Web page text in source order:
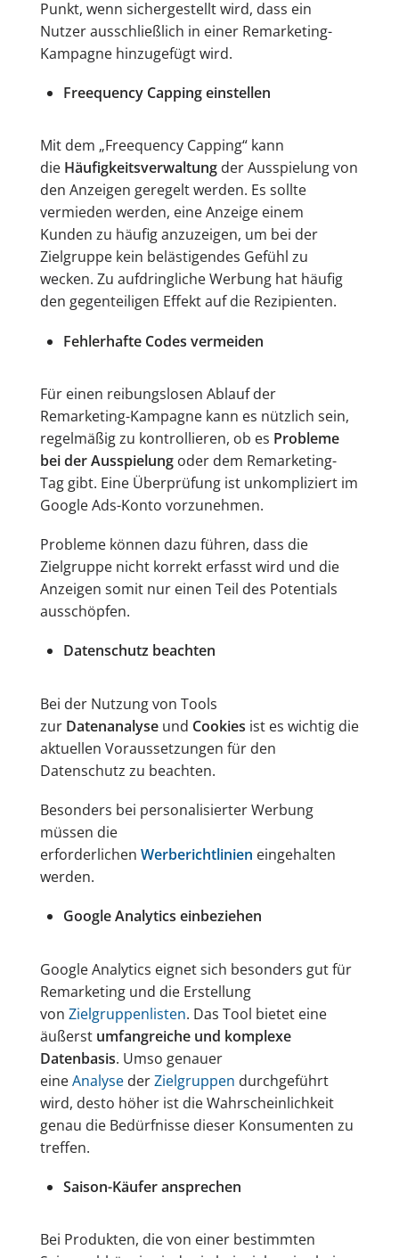
Punkt, wenn sichergestellt wird, dass ein
Nutzer ausschließlich in einer Remarketing-
Kampagne hinzugefügt wird.
Freequency Capping einstellen
Mit dem „Freequency Capping“ kann
die Häufigkeitsverwaltungder Ausspielung von
den Anzeigen geregelt werden. Es sollte
vermieden werden, eine Anzeige einem
Kunden zu häufig anzuzeigen, um bei der
Zielgruppe kein belästigendes Gefühl zu
wecken. Zu aufdringliche Werbung hat häufig
den gegenteiligen Effekt auf die Rezipienten.
Fehlerhafte Codes vermeiden
Für einen reibungslosen Ablauf der
Remarketing-Kampagne kann es nützlich sein,
regelmäßig zu kontrollieren, ob es Probleme
bei der Ausspielungoder dem Remarketing-
Tag gibt. Eine Überprüfung ist unkompliziert im
Google Ads-Konto vorzunehmen.
Probleme können dazu führen, dass die
Zielgruppe nicht korrekt erfasst wird und die
Anzeigen somit nur einen Teil des Potentials
ausschöpfen.
Datenschutz beachten
Bei der Nutzung von Tools
zur Datenanalyseund Cookies ist es wichtig die
aktuellen Voraussetzungen für den
Datenschutz zu beachten.
Besonders bei personalisierter Werbung
müssen die
erforderlichen Werberichtlinien eingehalten
werden.
Google Analytics einbeziehen
Google Analytics eignet sich besonders gut für
Remarketing und die Erstellung
von Zielgruppenlisten. Das Tool bietet eine
äußerst umfangreiche und komplexe
Datenbasis. Umso genauer
eineAnalysederZielgruppen durchgeführt
wird, desto höher ist die Wahrscheinlichkeit
genau die Bedürfnisse dieser Konsumenten zu
treffen.
Saison-Käufer ansprechen
Bei Produkten, die von einer bestimmten